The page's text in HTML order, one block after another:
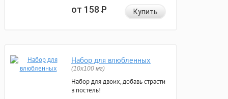
от 158Р Купить
Набор для влюбленных
(10х100 мг)
Набор для двоих, добавь страсти
в постель!